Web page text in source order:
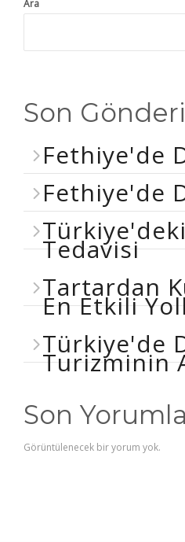
Ara
Son
Fethiye'de
Fethiye'de
Tedavisi
Tartardan
En Etkili
Türkiye'de
Turizminin
Son
Görüntülenecek bir yorum yok.